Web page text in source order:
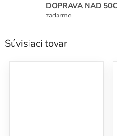
DOPRAVA NAD 50€
zadarmo
Súvisiaci tovar